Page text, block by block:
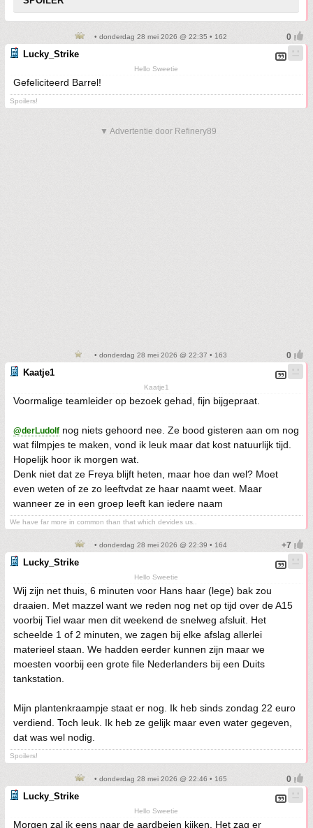
• donderdag 28 mei 2026 @ 22:35 • 162
Lucky_Strike
Hello Sweetie
Gefeliciteerd Barrel!
Spoilers!
▼ Advertentie door Refinery89
• donderdag 28 mei 2026 @ 22:37 • 163
Kaatje1
Kaatje1
Voormalige teamleider op bezoek gehad, fijn bijgepraat.
@derLudolf nog niets gehoord nee. Ze bood gisteren aan om nog
wat filmpjes te maken, vond ik leuk maar dat kost natuurlijk tijd.
Hopelijk hoor ik morgen wat.
Denk niet dat ze Freya blijft heten, maar hoe dan wel? Moet
even weten of ze zo leeftvdat ze haar naamt weet. Maar
wanneer ze in een groep leeft kan iedere naam
We have far more in common than that which devides us..
• donderdag 28 mei 2026 @ 22:39 • 164
Lucky_Strike
Hello Sweetie
Wij zijn net thuis, 6 minuten voor Hans haar (lege) bak zou
draaien. Met mazzel want we reden nog net op tijd over de A15
voorbij Tiel waar men dit weekend de snelweg afsluit. Het
scheelde 1 of 2 minuten, we zagen bij elke afslag allerlei
materieel staan. We hadden eerder kunnen zijn maar we
moesten voorbij een grote file Nederlanders bij een Duits
tankstation.
Mijn plantenkraampje staat er nog. Ik heb sinds zondag 22 euro
verdiend. Toch leuk. Ik heb ze gelijk maar even water gegeven,
dat was wel nodig.
Spoilers!
• donderdag 28 mei 2026 @ 22:46 • 165
Lucky_Strike
Hello Sweetie
Morgen zal ik eens naar de aardbeien kijken. Het zag er